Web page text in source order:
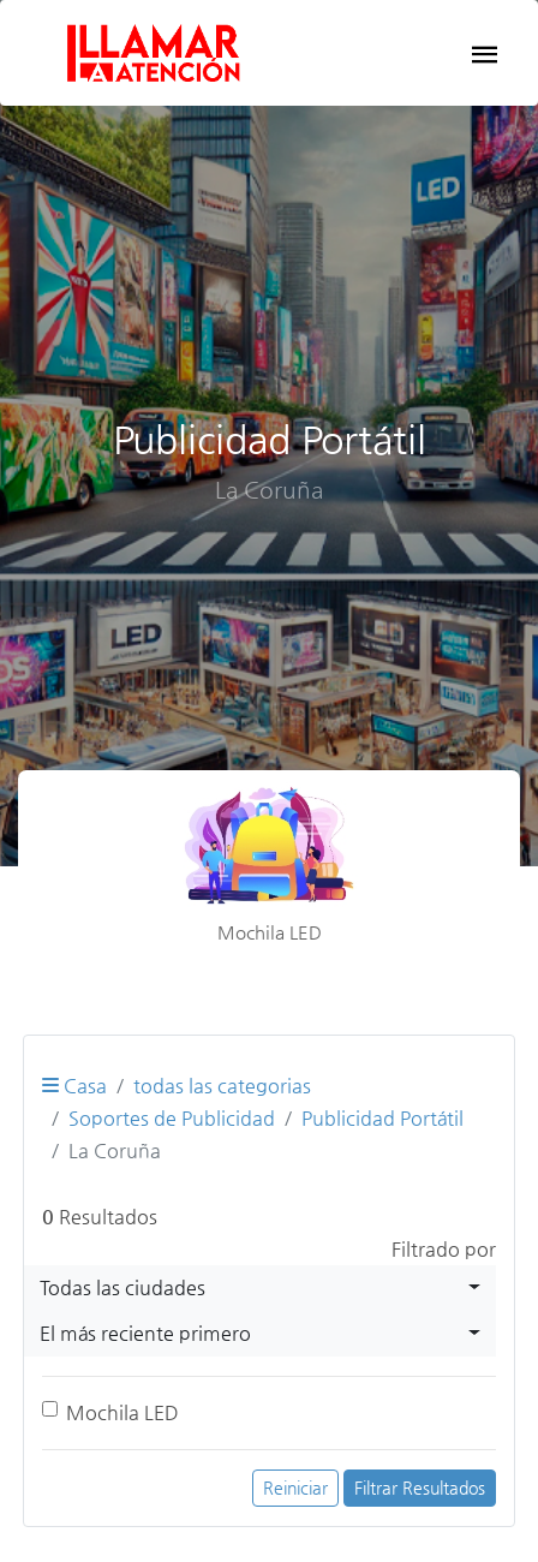
Publicidad Portátil
La Coruña
Mochila LED
Casa
todas las categorias
Soportes de Publicidad
Publicidad Portátil
La Coruña
0 Resultados
Filtrado por
Todas las ciudades
El más reciente primero
Mochila LED
Reiniciar Filtrar Resultados